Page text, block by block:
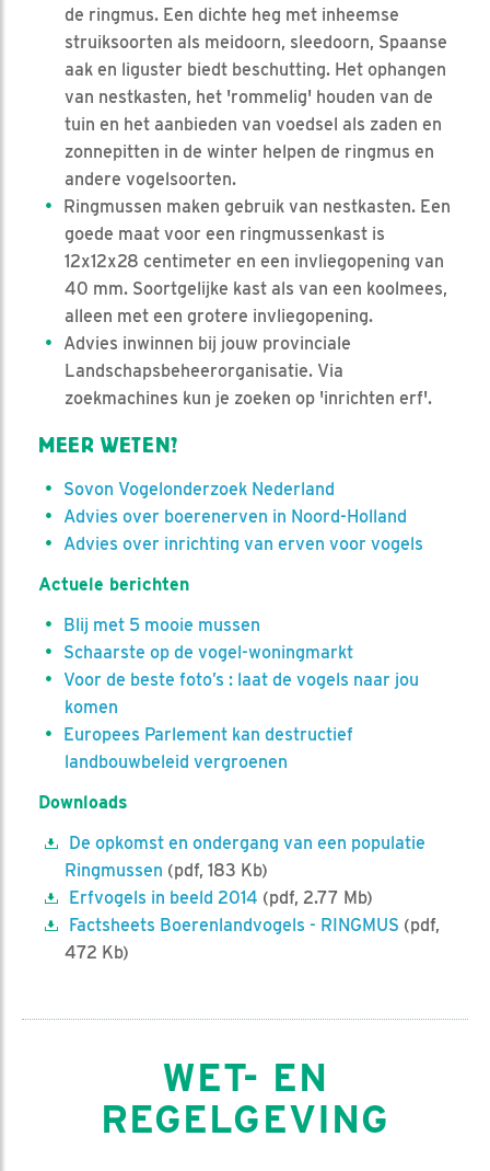
de ringmus. Een dichte heg met inheemse
struiksoorten als meidoorn, sleedoorn, Spaanse
aak en liguster biedt beschutting. Het ophangen
van nestkasten, het 'rommelig' houden van de
tuin en het aanbieden van voedsel als zaden en
zonnepitten in de winter helpen de ringmus en
andere vogelsoorten.
Ringmussen maken gebruik van nestkasten. Een
goede maat voor een ringmussenkast is
12x12x28 centimeter en een invliegopening van
40 mm. Soortgelijke kast als van een koolmees,
alleen met een grotere invliegopening.
Advies inwinnen bij jouw provinciale
Landschapsbeheerorganisatie. Via
zoekmachines kun je zoeken op 'inrichten erf'.
MEER WETEN?
Sovon Vogelonderzoek Nederland
Advies over boerenerven in Noord-Holland
Advies over inrichting van erven voor vogels
Actuele berichten
Blij met 5 mooie mussen
Schaarste op de vogel-woningmarkt
Voor de beste foto’s : laat de vogels naar jou
komen
Europees Parlement kan destructief
landbouwbeleid vergroenen
Downloads
De opkomst en ondergang van een populatie
Ringmussen (pdf, 183 Kb)
Erfvogels in beeld 2014 (pdf, 2.77 Mb)
Factsheets Boerenlandvogels - RINGMUS (pdf,
472 Kb)
WET- EN
REGELGEVING